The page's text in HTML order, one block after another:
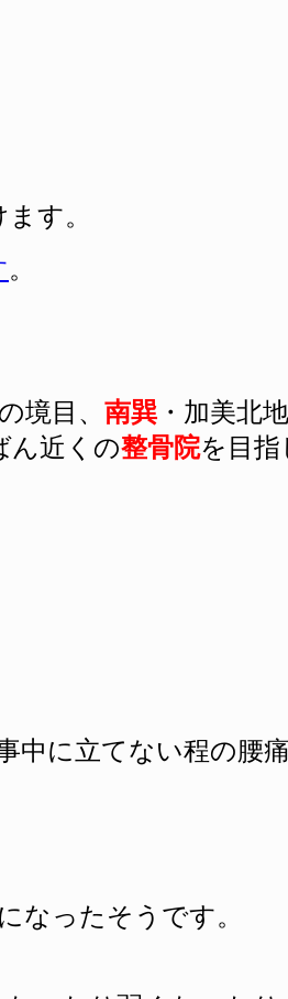
す。
。
の境目、 南巽 ・加美北地
ん近くの整骨院を目指
中に立てない程の腰
なったそうです。